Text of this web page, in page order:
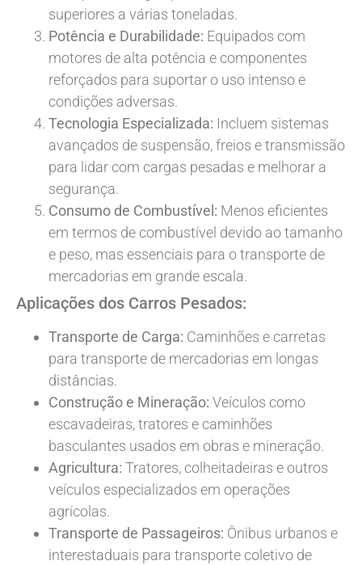
superiores a várias toneladas.
Potência e Durabilidade: Equipados com
motores de alta potência e componentes
reforçados para suportar o uso intenso e
condições adversas.
Tecnologia Especializada: Incluem sistemas
avançados de suspensão, freios e transmissão
para lidar com cargas pesadas e melhorar a
segurança.
Consumo de Combustível: Menos eficientes
em termos de combustível devido ao tamanho
e peso, mas essenciais para o transporte de
mercadorias em grande escala.
Aplicações dos Carros Pesados:
Transporte de Carga: Caminhões e carretas
para transporte de mercadorias em longas
distâncias.
Construção e Mineração: Veículos como
escavadeiras, tratores e caminhões
basculantes usados em obras e mineração.
Agricultura: Tratores, colheitadeiras e outros
veículos especializados em operações
agrícolas.
Transporte de Passageiros: Ônibus urbanos e
interestaduais para transporte coletivo de